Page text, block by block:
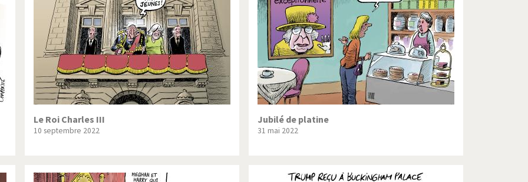
ou pas très? Chère énergie! Crise grecque
arabe à l'hiver Election présidentielle US Guerre en Syrie
Palestine L'Amérique et les armes L'Iran tremble
du Nord: guerre ou paix? La finance et ses crises La France en marche
Le boson de Higgs
suisse en Libye Pakistan incertain Pascal Couchepin
Le Roi Charles III
10 septembre 2022
Jubilé de platine
31 mai 2022